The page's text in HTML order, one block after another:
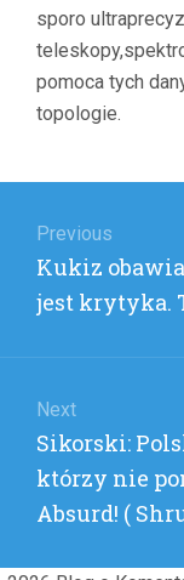
sporo
pomoca tych
topologie.
wpisu
Previous
Previous
post:
Kukiz
jest krytyka.
Next
Next
post:
Sikorski:
którzy nie
Absurd! (